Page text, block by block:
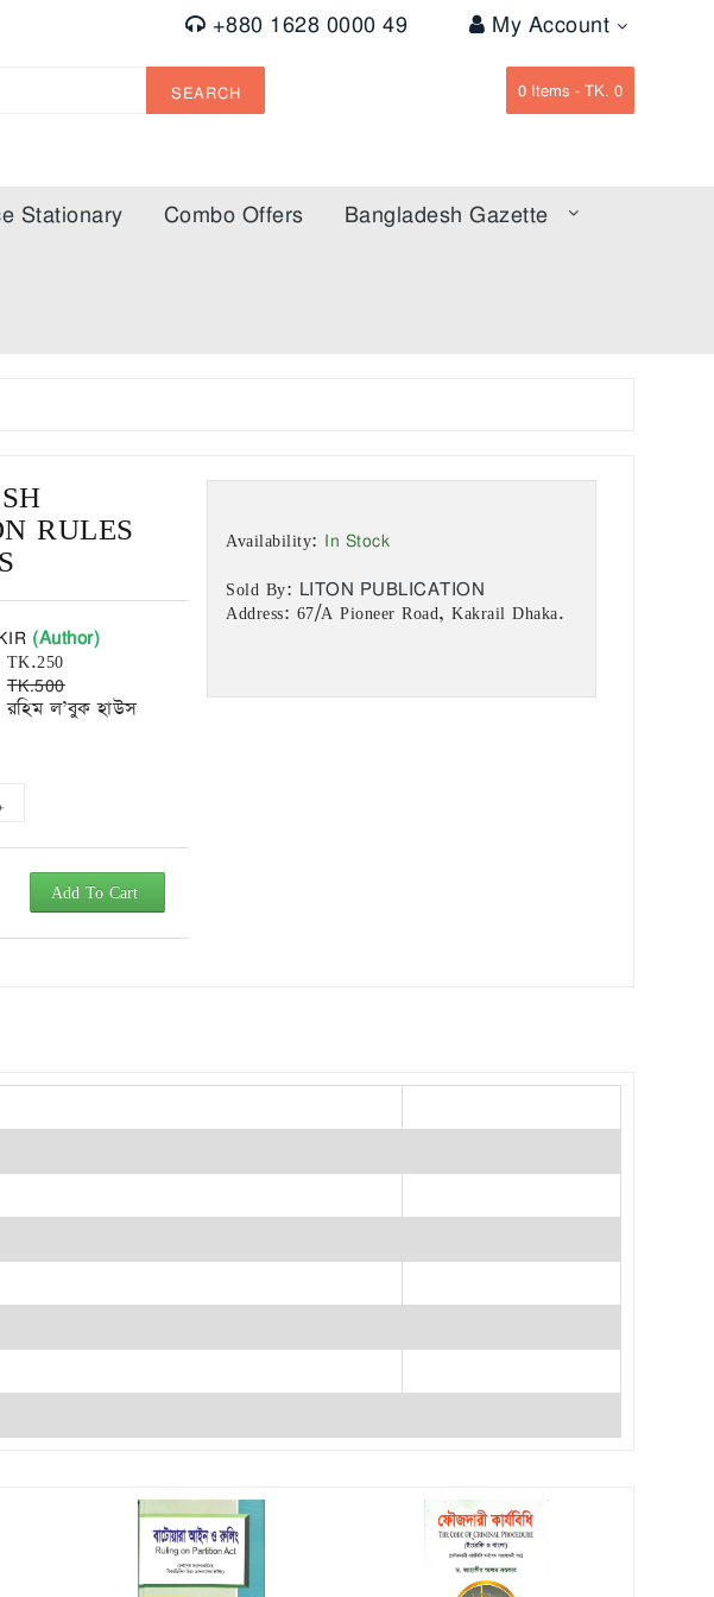
+880 1628 0000 49 My Account
SEARCH 0Items -TK. 0
Stationary Combo Offers
Bangladesh Gazette
RULES
(Author)
TK.250
TK.500
রহিম ল’বুক হাউস
Add To Cart
Availability: In Stock
Sold By: LITON PUBLICATION
Address: 67/A Pioneer Road, Kakrail Dhaka.